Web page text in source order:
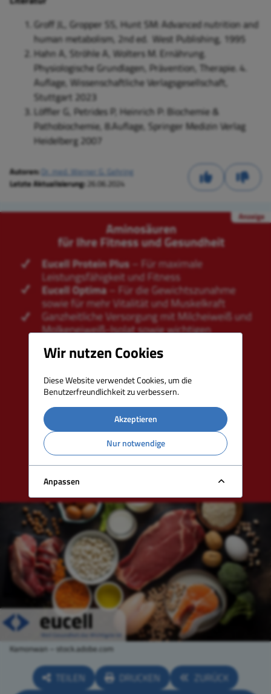
Groff JL, Gropper SS, Hunt SM: Advanced nutrition and
human metabolism, 2nd ed. West Publishing, 1995
Hahn A, Ströhle A, Wolters M. Ernährung.
Physiologische Grundlagen, Prävention, Therapie. 4.
Auflage, Wissenschaftliche Verlagsgesellschaft,
Stuttgart 2023
Löffler G, Petrides P, Heinrich P: Biochemie &
Pathobiochemie, 8.Auflage, Springer Medizin Verlag
Heidelberg 2007
Autoren: Dr. med. Werner G. Gehring
Letzte Aktualisierung: 26.06.2024
Kamonwan – stock.adobe.com
TEILEN DRUCKEN
ZURÜCK
Wir nutzen Cookies
Diese Website verwendet Cookies, um die
Benutzerfreundlichkeit zu verbessern.
Akzeptieren
Nur notwendige
Anpassen